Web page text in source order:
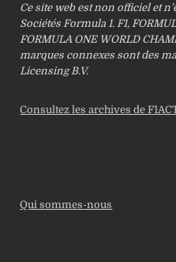
Ce site web est non officiel et
Sociétés Formula 1. F1,
FORMULA ONE WORLD
marques connexes sont des
Licensing B.V.
Consultez les archives de
Qui sommes-nous